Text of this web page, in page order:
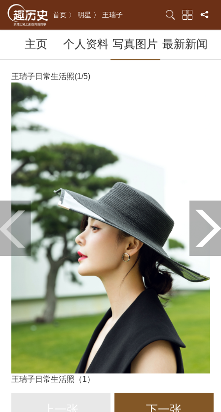
首页 〉 明星 〉 王瑞子
主页 个人资料 写真图片 最新新闻
王瑞子日常生活照(1/5)
王瑞子日常生活照（1）